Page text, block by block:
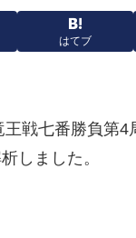
はてブ
戦七番勝負第
しました。